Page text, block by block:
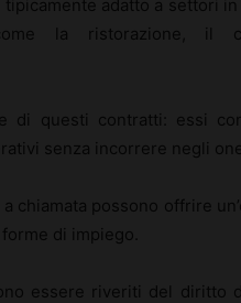
adatto a settori
la ristorazione, il
di questi contratti: essi
senza incorrere negli
chiamata possono offrire
di impiego.
essere riveriti del